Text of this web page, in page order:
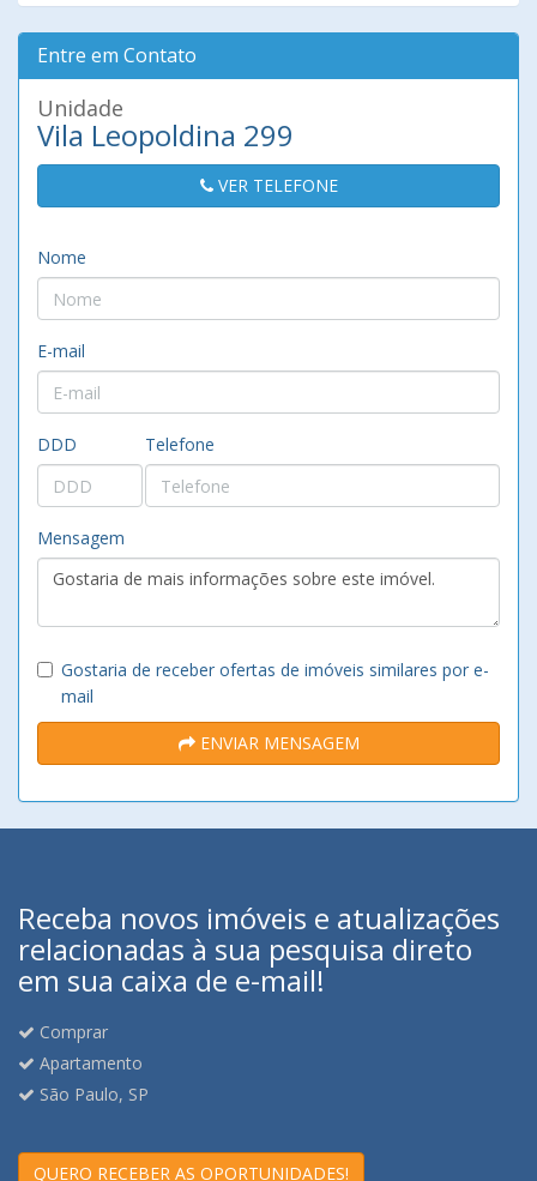
Entre em Contato
Unidade
Vila Leopoldina 299
VER TELEFONE
Nome
E-mail
DDD Telefone
Mensagem
Gostaria de receber ofertas de imóveis similares por e-
mail
ENVIAR MENSAGEM
Receba novos imóveis e atualizações
relacionadas à sua pesquisa direto
em sua caixa de e-mail!
Comprar
Apartamento
São Paulo, SP
QUERO RECEBER AS OPORTUNIDADES!